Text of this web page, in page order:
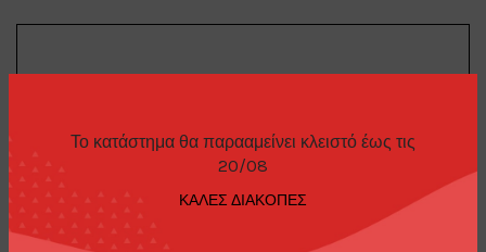
Το κατάστημα θα παρααμείνει κλειστό έως τις
20/08
ΚΑΛΕΣ ΔΙΑΚΟΠΕΣ
: Type 2